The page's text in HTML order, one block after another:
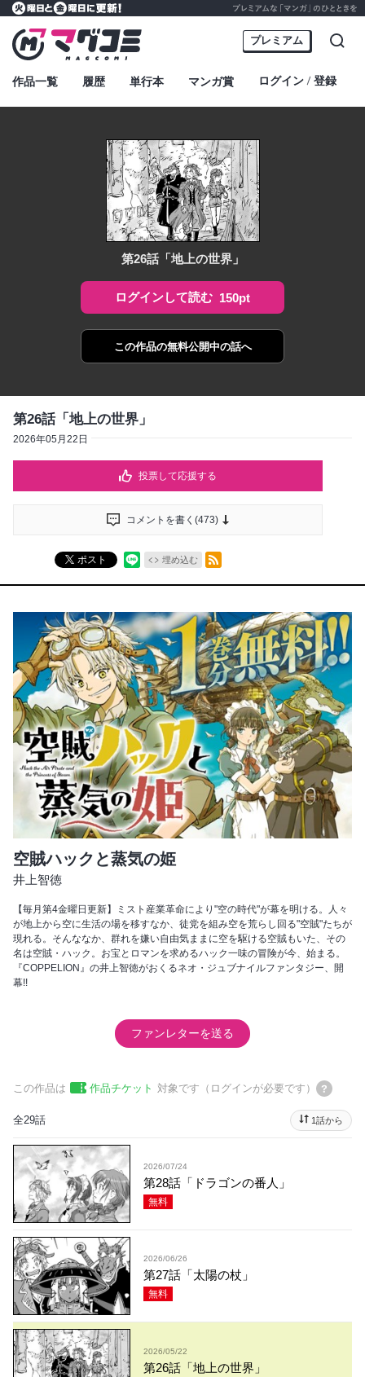
マグコミ – Mag Garden Comic Online
プレミアムな「マンガ」のひとときを
火曜日と金曜日に更新！
プレミアム
作品一覧 履歴 単行本 マンガ賞 ログイン ・
登録
検索
第26話「地上の世界」
ログインして読む 150pt
この作品の無料公開中の話へ
第26話「地上の世界」
2026年05月22日
投票して応援する
コメントを書く(473)
ポスト 埋め込む
RSSフィード
空賊ハックと蒸気の姫
井上智徳
【毎月第4金曜日更新】ミスト産業革命により"空の時代"が幕を明ける。人々
が地上から空に生活の場を移すなか、徒党を組み空を荒らし回る"空賊"たちが
現れる。そんななか、群れを嫌い自由気ままに空を駆ける空賊もいた、その
名は空賊・ハック。お宝とロマンを求めるハック一味の冒険が今、始まる。
『COPPELION』の井上智徳がおくるネオ・ジュブナイルファンタジー、開
幕!!
ファンレターを送る
この作品は 作品チケット 対象です（ログインが必要です）
全29話 1話から
2026/07/24
第28話「ドラゴンの番人」
無料
2026/06/26
第27話「太陽の杖」
無料
2026/05/22
第26話「地上の世界」